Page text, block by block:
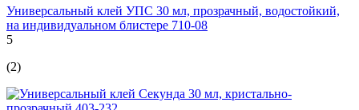
Универсальный клей УПС 30 мл, прозрачный, водостойкий,
на индивидуальном блистере 710-08
5
(2)